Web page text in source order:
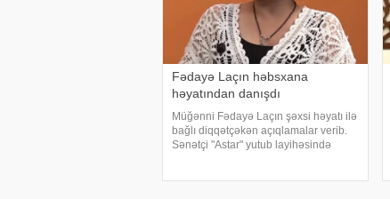
Fədayə Laçın həbsxana
həyatından danışdı
Müğənni Fədayə Laçın şəxsi həyatı ilə
bağlı diqqətçəkən açıqlamalar verib.
Sənətçi "Astar" yutub layihəsində